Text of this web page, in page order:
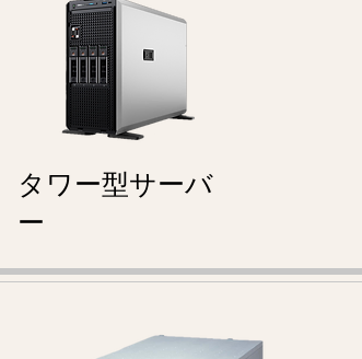
タワー型サーバ
ー